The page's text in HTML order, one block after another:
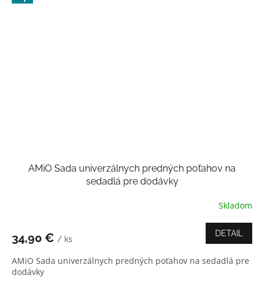
AMiO Sada univerzálnych predných poťahov na
sedadlá pre dodávky
je
z
5
Skladom
34,90 € / ks
DETAIL
AMiO Sada univerzálnych predných poťahov na sedadlá pre
dodávky